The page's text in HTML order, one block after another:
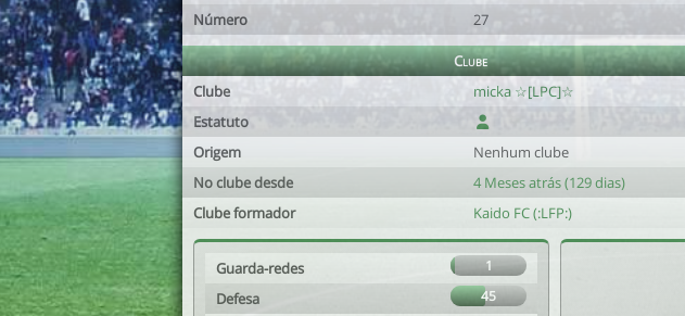
Número 27
Clube
Clube
micka ☆[LPC]☆
Estatuto
Origem
Nenhum clube
No clube desde
4 Meses atrás (129 dias)
Clube formador
Kaido FC (:LFP:)
Guarda-redes 1
Defesa 45